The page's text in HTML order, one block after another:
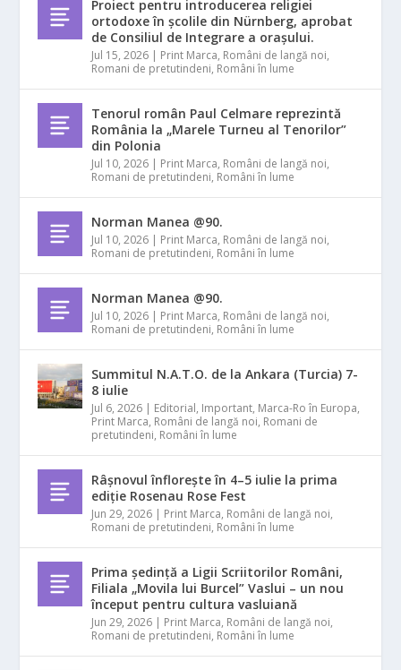
Proiect pentru introducerea religiei
ortodoxe în școlile din Nürnberg, aprobat
de Consiliul de Integrare a orașului.
Jul 15, 2026 | Print Marca, Români de langă noi,
Romani de pretutindeni, Români în lume
Tenorul român Paul Celmare reprezintă
România la „Marele Turneu al Tenorilor”
din Polonia
Jul 10, 2026 | Print Marca, Români de langă noi,
Romani de pretutindeni, Români în lume
Norman Manea @90.
Jul 10, 2026 | Print Marca, Români de langă noi,
Romani de pretutindeni, Români în lume
Norman Manea @90.
Jul 10, 2026 | Print Marca, Români de langă noi,
Romani de pretutindeni, Români în lume
Summitul N.A.T.O. de la Ankara (Turcia) 7-
8 iulie
Jul 6, 2026 | Editorial, Important, Marca-Ro în Europa,
Print Marca, Români de langă noi, Romani de
pretutindeni, Români în lume
Râșnovul înflorește în 4–5 iulie la prima
ediție Rosenau Rose Fest
Jun 29, 2026 | Print Marca, Români de langă noi,
Romani de pretutindeni, Români în lume
Prima ședință a Ligii Scriitorilor Români,
Filiala „Movila lui Burcel” Vaslui – un nou
început pentru cultura vasluiană
Jun 29, 2026 | Print Marca, Români de langă noi,
Romani de pretutindeni, Români în lume